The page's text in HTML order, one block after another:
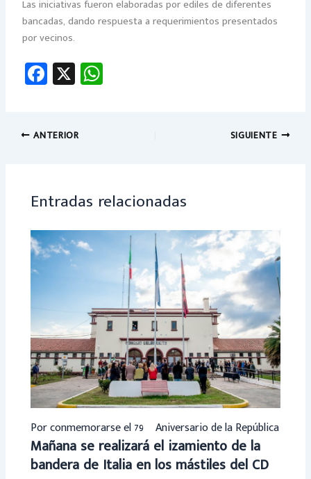
Las iniciativas fueron elaboradas por ediles de diferentes
bancadas, dando respuesta a requerimientos presentados
por vecinos.
Fa
ce
o
X
ANTERIOR SIGUIENTE
Entradas relacionadas
Por conmemorarse el 79º Aniversario de la República
Mañana se realizará el izamiento de la
bandera de Italia en los mástiles del CD